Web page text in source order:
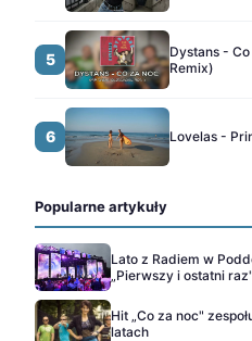
5
Dystans -
Remix)
6 Lovelas -
Popularne artykuły
Lato z Radiem w
„Pierwszy i ostatni
Hit „Co za noc"
latach